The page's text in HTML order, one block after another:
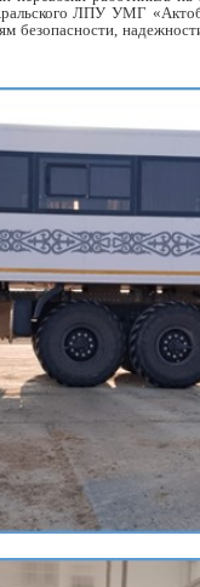
ЛПУ УМГ
безопасности,